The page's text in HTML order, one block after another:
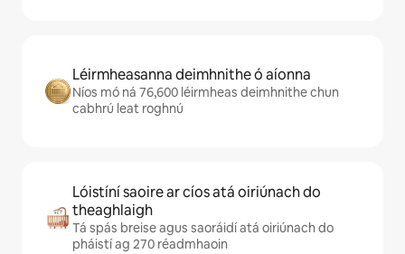
Léirmheasanna deimhnithe ó aíonna
Níos mó ná 76,600 léirmheas deimhnithe chun
cabhrú leat roghnú
Lóistíní saoire ar cíos atá oiriúnach do
theaghlaigh
Tá spás breise agus saoráidí atá oiriúnach do
pháistí ag 270 réadmhaoin